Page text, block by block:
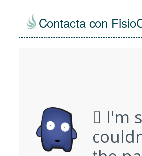
Contacta con